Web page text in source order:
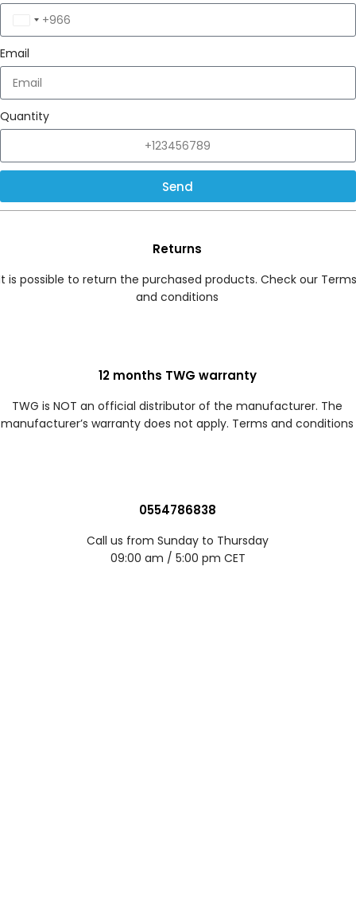
Saudi
Arabia
+966
Email
Quantity
Send
Returns
is possible to return the purchased products. Check our Terms
and conditions
12 months TWG warranty
TWG is NOT an official distributor of the manufacturer. The
manufacturer’s warranty does not apply. Terms and conditions
0554786838
Call us from Sunday to Thursday
09:00 am / 5:00 pm CET